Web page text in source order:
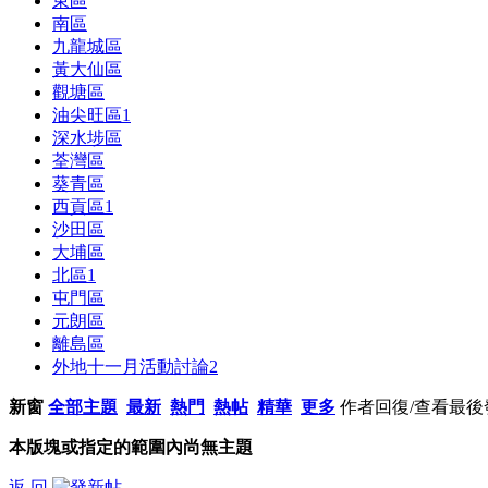
南區
九龍城區
黃大仙區
觀塘區
油尖旺區1
深水埗區
荃灣區
葵青區
西貢區1
沙田區
大埔區
北區1
屯門區
元朗區
離島區
外地十一月活動討論2
新窗 全部主題 最新 熱門 熱帖 精華 更多 作者回復/查看最後
本版塊或指定的範圍內尚無主題